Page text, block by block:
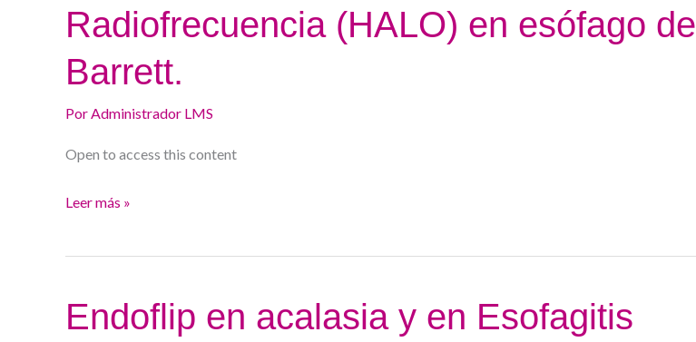
Radiofrecuencia (HALO) en esófago de
Barrett.
PorAdministrador LMS
Open to access this content
Radiofrecuencia
(HALO)
en
de
Leer más »
Endoflip en acalasia y en Esofagitis
Endoflip
en